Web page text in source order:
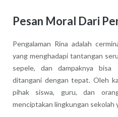
Pesan Moral Dari
Pengalaman Rina adalah
yang menghadapi tantangan
sepele, dan dampaknya
ditangani dengan tepat. Oleh
pihak siswa, guru, dan
menciptakan lingkungan sekolah